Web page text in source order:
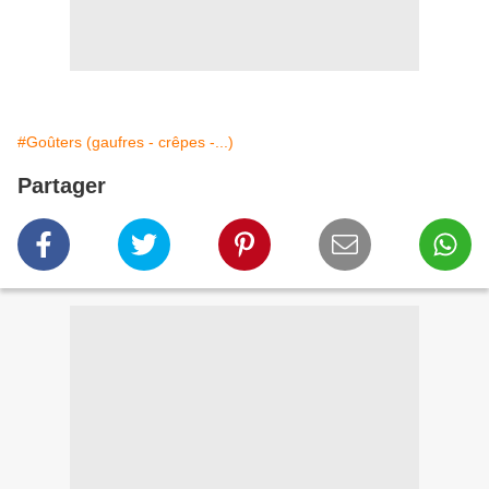
#Goûters (gaufres - crêpes -...)
Partager